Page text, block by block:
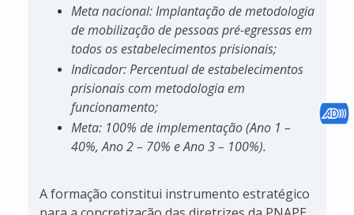
Meta nacional: Implantação de metodologia
de mobilização de pessoas pré-egressas em
todos os estabelecimentos prisionais;
Indicador: Percentual de estabelecimentos
prisionais com metodologia em
funcionamento;
Meta: 100% de implementação (Ano 1 –
40%, Ano 2 – 70% e Ano 3 – 100%).
A formação constitui instrumento estratégico